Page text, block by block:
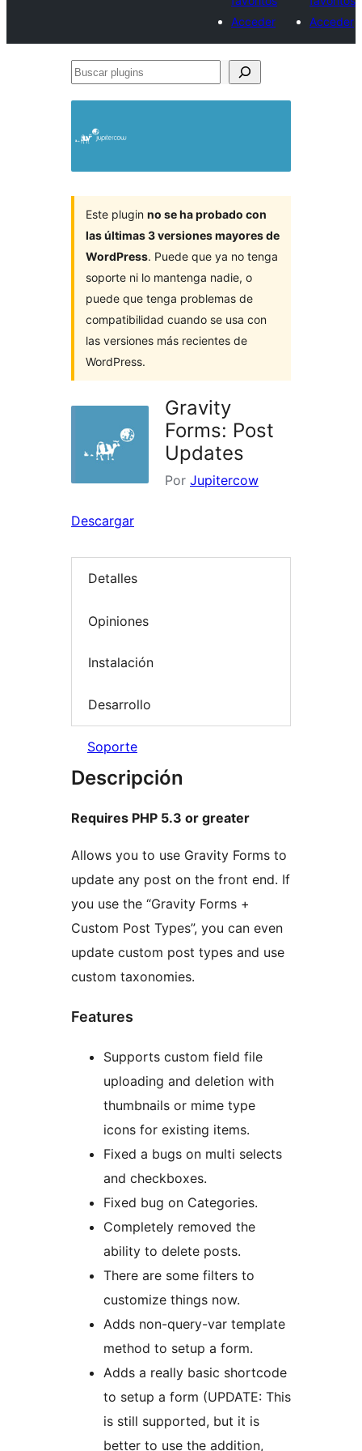
Acceder
Acceder
Buscar
Este plugin no se ha probado con
las últimas 3 versiones mayores de
WordPress. Puede que ya no tenga
soporte ni lo mantenga nadie, o
puede que tenga problemas de
compatibilidad cuando se usa con
las versiones más recientes de
WordPress.
Gravity
Forms: Post
Updates
Por Jupitercow
Descargar
Detalles
Opiniones
Instalación
Desarrollo
Soporte
Descripción
Requires PHP 5.3 or greater
Allows you to use Gravity Forms to
update any post on the front end. If
you use the “Gravity Forms +
Custom Post Types”, you can even
update custom post types and use
custom taxonomies.
Features
Supports custom field file
uploading and deletion with
thumbnails or mime type
icons for existing items.
Fixed a bugs on multi selects
and checkboxes.
Fixed bug on Categories.
Completely removed the
ability to delete posts.
There are some filters to
customize things now.
Adds non-query-var template
method to setup a form.
Adds a really basic shortcode
to setup a form (UPDATE: This
is still supported, but it is
better to use the addition,